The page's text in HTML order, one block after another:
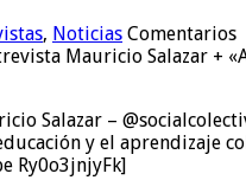
, Noticias Comentarios
Mauricio Salazar +
Salazar –
y el aprendizaje
Ry0o3jnjyFk]